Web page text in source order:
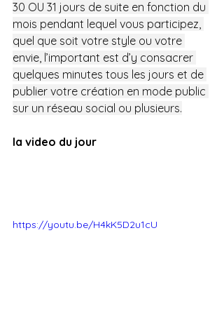
30 OU 31 jours de suite en fonction du
mois pendant lequel vous participez,
quel que soit votre style ou votre
envie, l’important est d’y consacrer
quelques minutes tous les jours et de
publier votre création en mode public
sur un réseau social ou plusieurs.
la video du jour
https://youtu.be/H4kK5D2u1cU